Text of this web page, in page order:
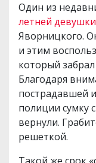
Один из
летней девушки
Яворницкого.
и этим
который
Благодаря
пострадавшей
полиции сумку
вернули.
решеткой.